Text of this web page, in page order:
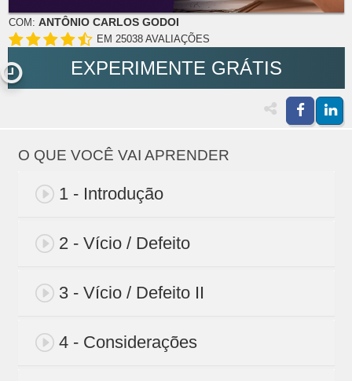
COM: ANTÔNIO CARLOS GODOI
EM 25038 AVALIAÇÕES
EXPERIMENTE GRÁTIS
O QUE VOCÊ VAI APRENDER
1 - Introdução
2 - Vício / Defeito
3 - Vício / Defeito II
4 - Considerações